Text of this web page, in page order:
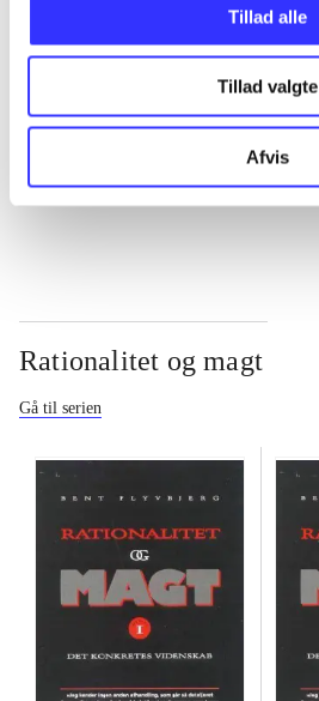
Tillad alle
Tillad valgte
Afvis
Rationalitet og magt
Gå til serien